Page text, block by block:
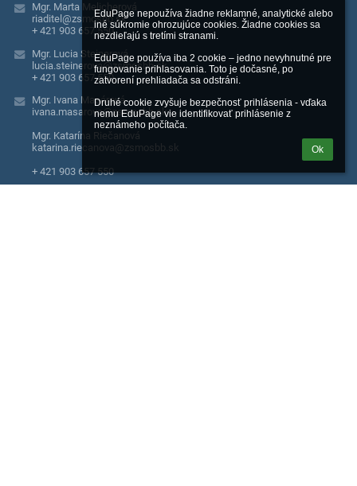
EduPage nepoužíva žiadne reklamné, analytické alebo
iné súkromie ohrozujúce cookies. Žiadne cookies sa
nezdieľajú s tretími stranami.
EduPage používa iba 2 cookie – jedno nevyhnutné pre
fungovanie prihlasovania. Toto je dočasné, po
zatvorení prehliadača sa odstráni.
Druhé cookie zvyšuje bezpečnosť prihlásenia - vďaka
nemu EduPage vie identifikovať prihlásenie z
neznámeho počítača.
Ok
Mgr. Marta Melicherová
riaditel@zsmosbb.sk
+ 421 903 657 550
Mgr. Lucia Steinerová
lucia.steinerova@zsmosbb.sk
+ 421 903 657 550
Mgr. Ivana Masárová
ivana.masarova@zsmosbb.sk
Mgr. Katarína Riečanová
katarina.riecanova@zsmosbb.sk
+ 421 903 657 550